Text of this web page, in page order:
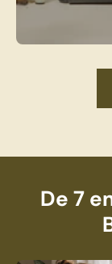
De 7